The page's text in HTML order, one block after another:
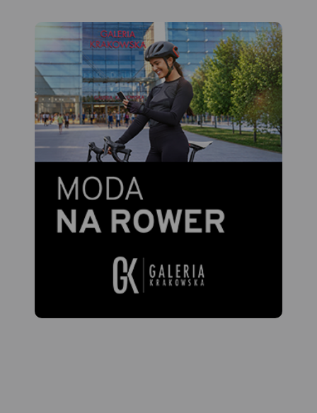
monumentalny grobowiec
gen. Štefánika projektu
Dušana Jurkoviča,
zbudowany w latach 1927-
1928. Północne stoki obfitują
w średniowieczne zamki i ich
ruiny. Małe Karpaty leżą
ponadto na granicy regionu
etnograficznego Záhorie,
charakteryzującego się
podróżujących samochodem
po Słowacji i Czechach
(m.in.: wybrane przepisy
drogowe, wymagane
dokumenty, obowiązkowe
wyposażenie samochodu,
rodzaje winiet).
Mapę offline można zakupić
w aplikacji Traseo na
urządzenia mobilne.Rok